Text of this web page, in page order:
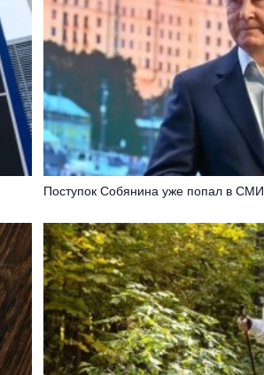
Поступок Собянина уже попал в СМИ